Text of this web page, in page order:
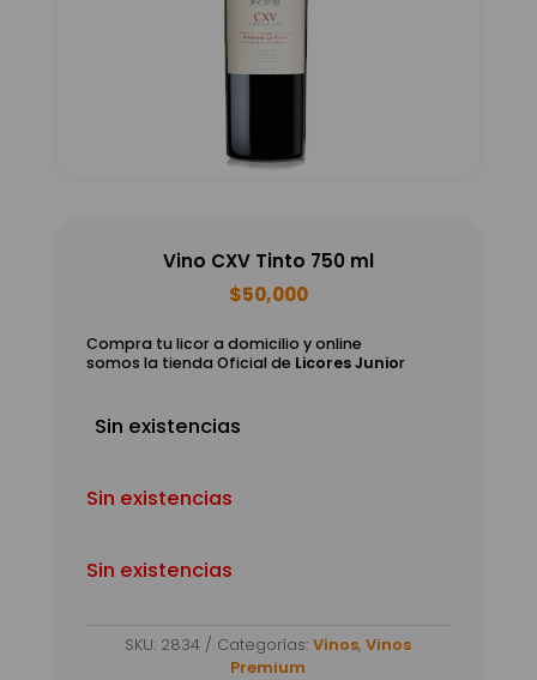
Vino CXV Tinto 750 ml
$50,000
Compra tu licor a domicilio y online
somos la tienda Oficial de Licores Junior
Sin existencias
Sin existencias
Sin existencias
SKU: 2834 Categorías:Vinos,Vinos
Premium